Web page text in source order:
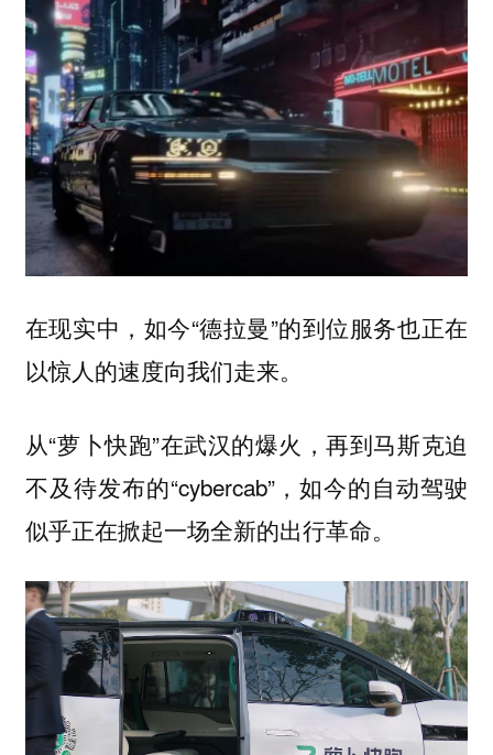
在现实中，如今“德拉曼”的到位服务也正在
以惊人的速度向我们走来。
从“萝卜快跑”在武汉的爆火，再到马斯克迫
不及待发布的“cybercab”，如今的自动驾驶
似乎正在掀起一场全新的出行革命。